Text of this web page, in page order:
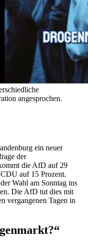
angesprochen.
ein neuer
der
die AfD auf 29
auf 15 Prozent.
Wahl am Sonntag ins
Die AfD tut dies mit
vergangenen Tagen in